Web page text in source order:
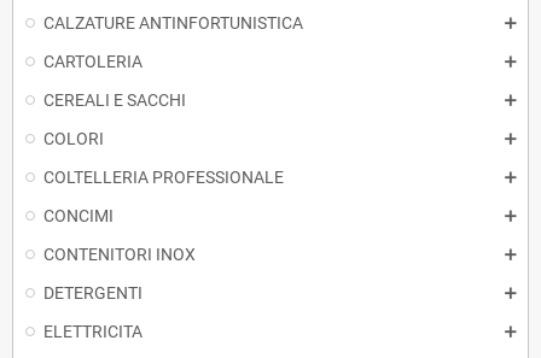
CALZATURE ANTINFORTUNISTICA
CARTOLERIA
CEREALI E SACCHI
COLORI
COLTELLERIA PROFESSIONALE
CONCIMI
CONTENITORI INOX
DETERGENTI
ELETTRICITA